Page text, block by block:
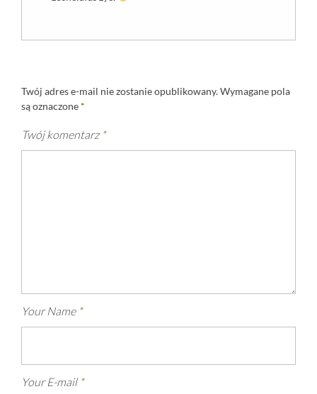
Twój adres e-mail nie zostanie opublikowany.Wymagane pola
są oznaczone *
Twój komentarz *
Your Name *
Your E-mail *